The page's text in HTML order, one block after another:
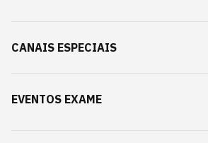
CANAIS ESPECIAIS
EVENTOS EXAME